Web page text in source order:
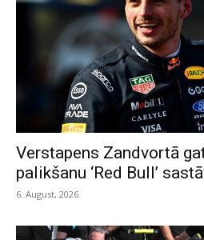
Verstapens Zandvortā
palikšanu ‘Red Bull’
6. August, 2026